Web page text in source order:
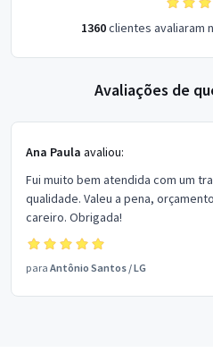
1360clientes avaliaram
Avaliações de
Ana Paula avaliou:
Fui muito bem atendida com um
qualidade. Valeu a pena,
careiro. Obrigada!
para Antônio Santos /LG